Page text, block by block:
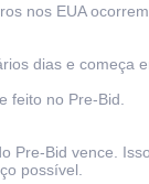
nos EUA
dias e começa
feito no Pre-Bid.
Pre-Bid vence.
possível.